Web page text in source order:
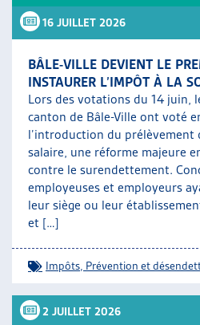
NOS PUBLICATIONS
DOSSIERS DU MOIS
VEILLE
RESSOURCES
THÉMATIQUES
GUIDE SOCIAL ROMAND
AUTRES
ARTIAS
L’ASSOCIATION
JOURNÉES D’AUTOMNE
16 JUILLET 2026
BÂLE-VILLE DEVIENT LE
INSTAURER L’IMPÔT À LA
Lors des votations du 14 juin,
canton de Bâle-Ville ont voté
l’introduction du prélèvement
salaire, une réforme majeure
contre le surendettement.
employeuses et employeurs
leur siège ou leur
et […]
Impôts Prévention et
2 JUILLET 2026